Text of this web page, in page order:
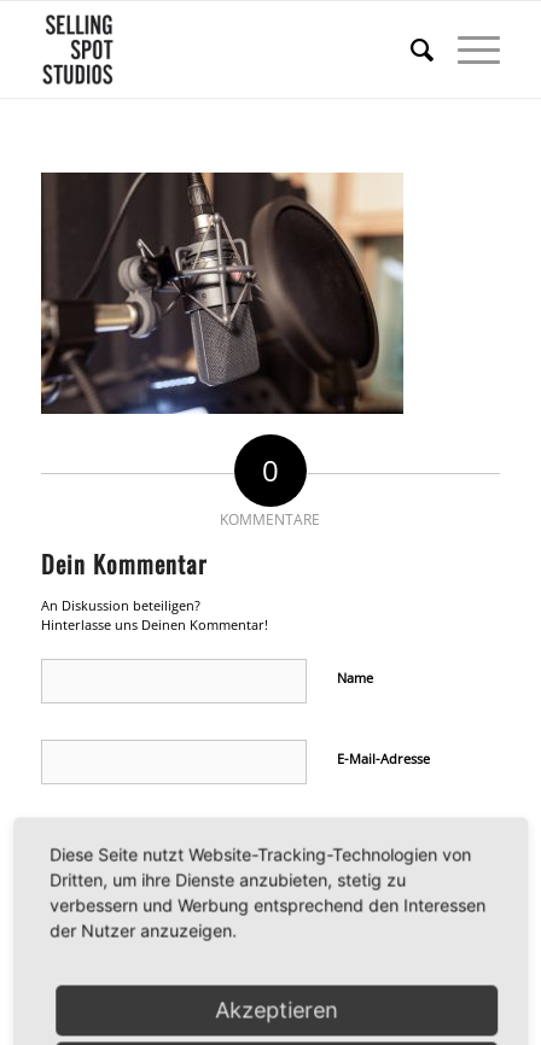
0
KOMMENTARE
Dein Kommentar
An Diskussion beteiligen?
Hinterlasse uns Deinen Kommentar!
Name
E-Mail-Adresse
Diese Seite nutzt Website-Tracking-Technologien von
Dritten, um ihre Dienste anzubieten, stetig zu
verbessern und Werbung entsprechend den Interessen
der Nutzer anzuzeigen.
Akzeptieren